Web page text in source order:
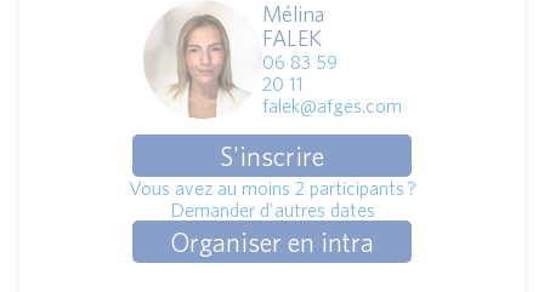
Mélina
FALEK
06 83 59
20 11
falek@afges.com
S'inscrire
Vous avez au moins 2 participants ?
Demander d'autres dates
Organiser en intra